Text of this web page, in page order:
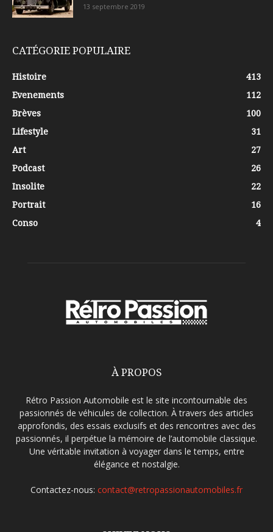
13 septembre 2019
CATÉGORIE POPULAIRE
Histoire
413
Evenements
112
Brèves
100
Lifestyle
31
Art
27
Podcast
26
Insolite
22
Portrait
16
Conso
4
À PROPOS
Rétro Passion Automobile est le site incontournable des
passionnés de véhicules de collection. À travers des articles
approfondis, des essais exclusifs et des rencontres avec des
passionnés, il perpétue la mémoire de l’automobile classique.
Une véritable invitation à voyager dans le temps, entre
élégance et nostalgie.
Contactez-nous: contact@retropassionautomobiles.fr